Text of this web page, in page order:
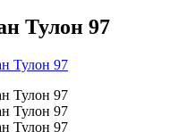
Тулон 97